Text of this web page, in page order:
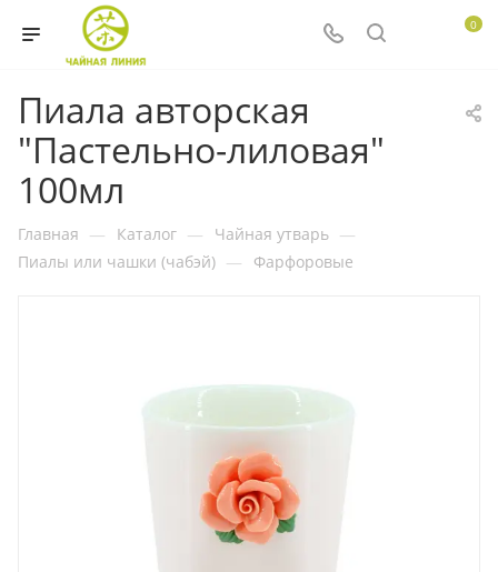
0
Пиала авторская
"Пастельно-лиловая"
100мл
Главная — Каталог — Чайная утварь —
Пиалы или чашки (чабэй) — Фарфоровые